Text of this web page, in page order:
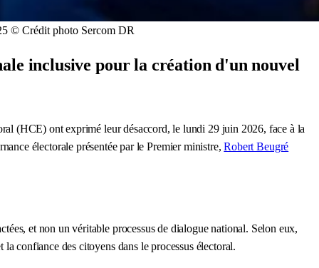
© Crédit photo Sercom DR
inclusive pour la création d'un nouvel
(HCE) ont exprimé leur désaccord, le lundi 29 juin 2026, face à la
électorale présentée par le Premier ministre,Robert Beugré
et non un véritable processus de dialogue national. Selon eux,
confiance des citoyens dans le processus électoral.